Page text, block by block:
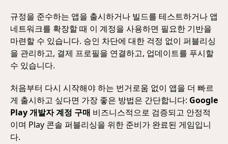
규정을 준수하는 앱을 출시하거나 빌드를 테스트하거나 앱
네트워크를 확장할 때 이 계정을 사용하면 필요한 기반을
마련할 수 있습니다. 승인 차단에 대한 걱정 없이 퍼블리싱
을 관리하고, 결제 프로필을 연결하고, 업데이트를 푸시할
수 있습니다.
처음부터 다시 시작해야 하는 번거로움 없이 앱을 더 빠르
게 출시하고 싶다면 가장 좋은 방법은 간단합니다: Google
Play 개발자 계정 구매 비즈니스적으로 검증되고 안정적
이며 Play 콘솔 퍼블리싱을 위한 준비가 완료된 게임입니
다.